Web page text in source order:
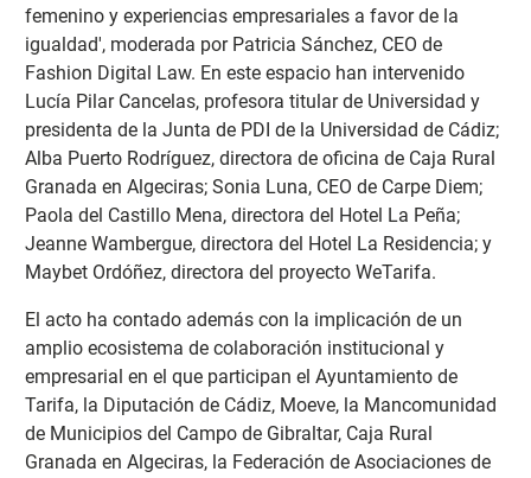
femenino y experiencias empresariales a favor de la
igualdad', moderada por Patricia Sánchez, CEO de
Fashion Digital Law. En este espacio han intervenido
Lucía Pilar Cancelas, profesora titular de Universidad y
presidenta de la Junta de PDI de la Universidad de Cádiz;
Alba Puerto Rodríguez, directora de oficina de Caja Rural
Granada en Algeciras; Sonia Luna, CEO de Carpe Diem;
Paola del Castillo Mena, directora del Hotel La Peña;
Jeanne Wambergue, directora del Hotel La Residencia; y
Maybet Ordóñez, directora del proyecto WeTarifa.
El acto ha contado además con la implicación de un
amplio ecosistema de colaboración institucional y
empresarial en el que participan el Ayuntamiento de
Tarifa, la Diputación de Cádiz, Moeve, la Mancomunidad
de Municipios del Campo de Gibraltar, Caja Rural
Granada en Algeciras, la Federación de Asociaciones de